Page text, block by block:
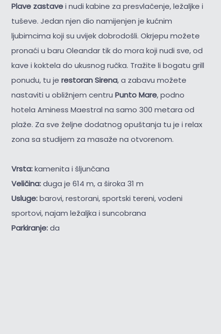
Plave zastavei nudi kabine za presvlačenje, ležaljke i
tuševe. Jedan njen dio namijenjen je kućnim
ljubimcima koji su uvijek dobrodošli. Okrjepu možete
pronaći u baru Oleandar tik do mora koji nudi sve, od
kave i koktela do ukusnog ručka. Tražite li bogatu grill
ponudu, tu je restoran Sirena, a zabavu možete
nastaviti u obližnjem centru Punto Mare, podno
hotela Aminess Maestral na samo 300 metara od
plaže. Za sve željne dodatnog opuštanja tu je i relax
zona sa studijem za masaže na otvorenom.
Vrsta:kamenita i šljunčana
Veličina:duga je 614 m, a široka 31 m
Usluge:barovi, restorani, sportski tereni, vodeni
sportovi, najam ležaljka i suncobrana
Parkiranje:da